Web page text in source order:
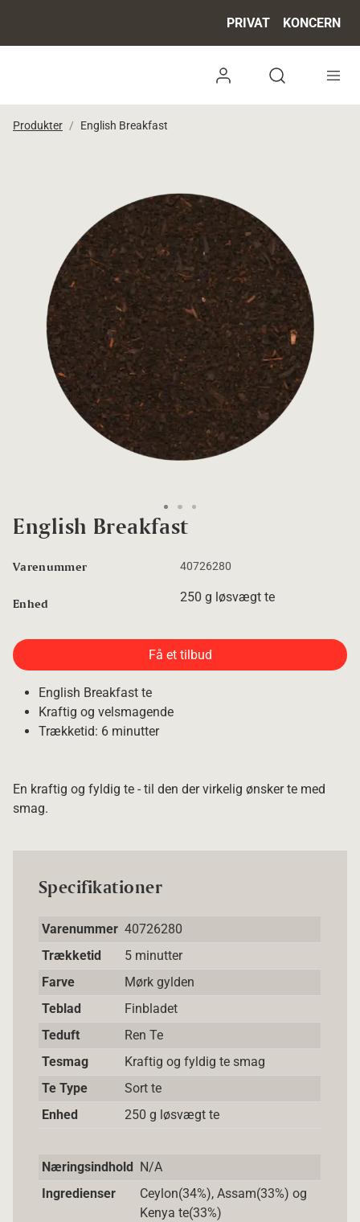
PRIVAT KONCERN
Log ind
Produkter English Breakfast
English Breakfast
Varenummer 40726280
Enhed 250 g løsvægt te
Få et tilbud
English Breakfast te
Kraftig og velsmagende
Trækketid: 6 minutter
En kraftig og fyldig te - til den der virkelig ønsker te med
smag.
Specifikationer
Varenummer 40726280
Trækketid
5 minutter
Farve
Mørk gylden
Teblad
Finbladet
Teduft
Ren Te
Tesmag
Kraftig og fyldig te smag
Te Type
Sort te
Enhed
250 g løsvægt te
Næringsindhold N/A
Ingredienser
Ceylon(34%), Assam(33%) og
Kenya te(33%)